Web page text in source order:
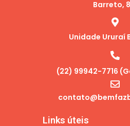
Links úteis
Certificações